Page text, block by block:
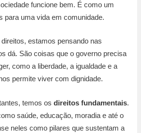
funcione bem. É como um
para uma vida em comunidade.
estamos pensando nas
dá. São coisas que o governo precisa
como a liberdade, a igualdade e a
permite viver com dignidade.
temos osdireitos fundamentais.
saúde, educação, moradia e até o
neles como pilares que sustentam a